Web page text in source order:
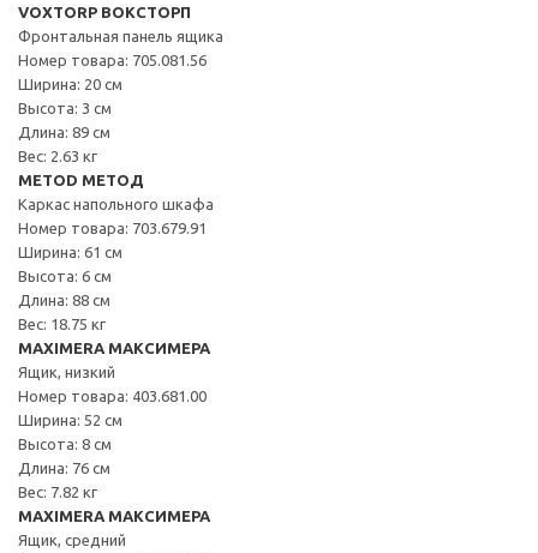
VOXTORP ВОКСТОРП
Фронтальная панель ящика
Номер товара: 705.081.56
Ширина: 20 см
Высота: 3 см
Длина: 89 см
Вес: 2.63 кг
METOD МЕТОД
Каркас напольного шкафа
Номер товара: 703.679.91
Ширина: 61 см
Высота: 6 см
Длина: 88 см
Вес: 18.75 кг
MAXIMERA МАКСИМЕРА
Ящик, низкий
Номер товара: 403.681.00
Ширина: 52 см
Высота: 8 см
Длина: 76 см
Вес: 7.82 кг
MAXIMERA МАКСИМЕРА
Ящик, средний